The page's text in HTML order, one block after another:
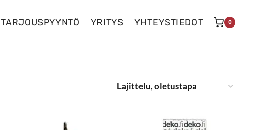
TARJOUSPYYNTÖ YRITYS YHTEYSTIEDOT 0